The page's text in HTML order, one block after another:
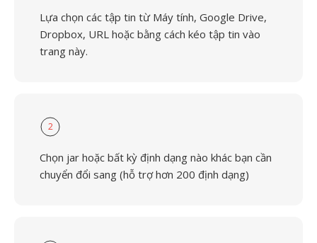
Lựa chọn các tập tin từ Máy tính, Google Drive,
Dropbox, URL hoặc bằng cách kéo tập tin vào
trang này.
2
Chọn jar hoặc bất kỳ định dạng nào khác bạn cần
chuyển đổi sang (hỗ trợ hơn 200 định dạng)